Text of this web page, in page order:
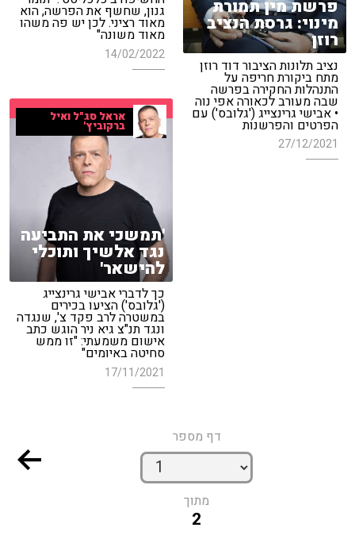
גנון, שחשף את הפרשה, הוא
מאוד רציני. לכן יש פה משהו
מאוד משונה"
14/02/2022
פרשת מין תמורת
מינוי: גרסת הנציב
רוזן
נציב תלונות הציבור דוד רוזן
מתח ביקורת חריפה על
התנהלות החקירה בפרשה
שבה מעורב לכאורה אפי נוה
• אבישי גרינצייג ('גלובס') עם
הפרטים והפרשנות
27/12/2021
אראל סג"ל ואיל
ברקוביץ'
'תמשכי את התביעה
נגד אלשיך ותוכלי
להישאר'
כך לדברי אבישי גרינצייג
('גלובס') הציעו בכירים
במשטרה לרב פקד צ', שנגדה
ונגד תנ"צ גיא ניר הוגש כתב
אישום משמעתי: "זו ממש
סחיטה באיומים"
17/11/2021
דף מספר
מתוך
2